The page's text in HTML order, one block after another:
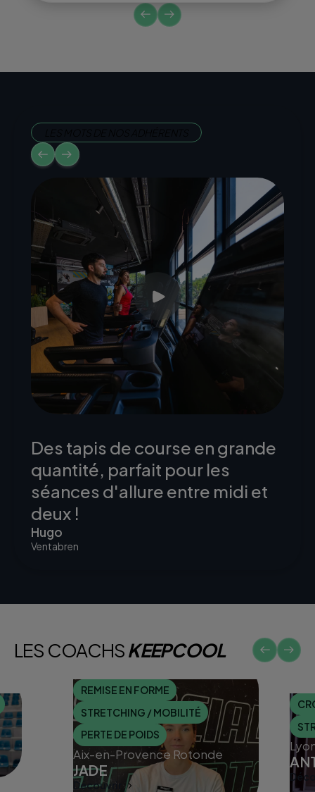
Des tapis de course en grande
quantité, parfait pour les
séances d'allure entre midi et
deux !
Hugo
Ventabren
LES COACHSKEEPCOOL
REMISE EN FORME
STRETCHING / MOBILITÉ
PERTE DE POIDS
Aix-en-Provence Rotonde
JADE
Découvrir
Discuter avec un coach